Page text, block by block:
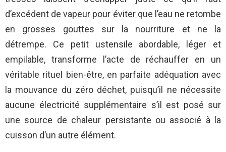
d’excédent de vapeur pour éviter que l’eau ne retombe
en grosses gouttes sur la nourriture et ne la
détrempe. Ce petit ustensile abordable, léger et
empilable, transforme l’acte de réchauffer en un
véritable rituel bien-être, en parfaite adéquation avec
la mouvance du zéro déchet, puisqu’il ne nécessite
aucune électricité supplémentaire s’il est posé sur
une source de chaleur persistante ou associé à la
cuisson d’un autre élément.